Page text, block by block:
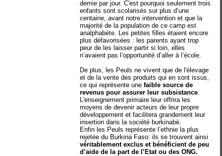
demie par jour. C'est pourquoi seulement trois
enfants sont scolarisés sur plus d’une
centaine, avant notre intervention et que la
majorité de la population de ce camp est
analphabète. Les petites filles étaient encore
plus défavorisées : les parents ayant trop
peur de les laisser partir si loin, elles
n’avaient pas l’opportunité d’aller à l’école.
De plus, les Peuls ne vivent que de l'élevage
et de la vente des produits qui en sont issus,
ce qui représente une faible source de
revenus pour assurer leur subsistance
L'enseignement primaire leur offrira les
moyens de devenir acteurs de leur propre
développement et facilitera grandement leur
insertion dans la société burkinabè.
Enfin les Peuls représente l’ethnie la plus
rejetée du Burkina Faso: ils se trouvent ainsi
véritablement exclus et bénéficient de peu
d’aide de la part de l’Etat ou des ONG.